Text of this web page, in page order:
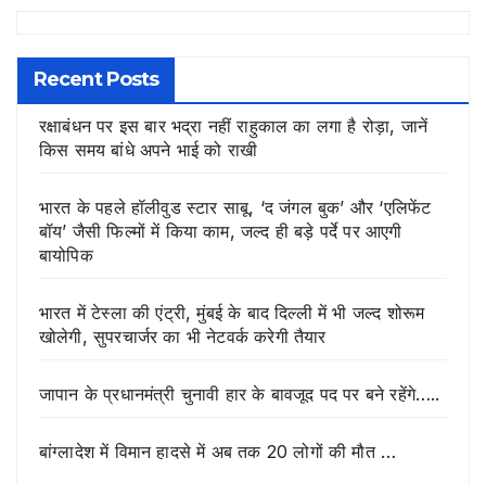
Recent Posts
रक्षाबंधन पर इस बार भद्रा नहीं राहुकाल का लगा है रोड़ा, जानें
किस समय बांधे अपने भाई को राखी
भारत के पहले हॉलीवुड स्टार साबू, ‘द जंगल बुक’ और ‘एलिफेंट
बॉय’ जैसी फिल्मों में किया काम, जल्द ही बड़े पर्दे पर आएगी
बायोपिक
भारत में टेस्ला की एंट्री, मुंबई के बाद दिल्ली में भी जल्द शोरूम
खोलेगी, सुपरचार्जर का भी नेटवर्क करेगी तैयार
जापान के प्रधानमंत्री चुनावी हार के बावजूद पद पर बने रहेंगे…..
बांग्लादेश में विमान हादसे में अब तक 20 लोगों की मौत …